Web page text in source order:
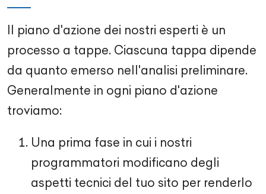
Il piano d'azione dei nostri esperti è un
processo a tappe. Ciascuna tappa dipende
da quanto emerso nell'analisi preliminare.
Generalmente in ogni piano d'azione
troviamo:
Una prima fase in cui i nostri
programmatori modificano degli
aspetti tecnici del tuo sito per renderlo